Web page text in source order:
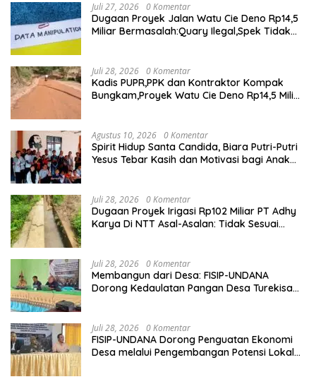
Juli 27, 2026 0 Komentar
Dugaan Proyek Jalan Watu Cie Deno Rp14,5
Miliar Bermasalah:Quary Ilegal,Spek Tidak
Juli 28, 2026 0 Komentar
Kadis PUPR,PPK dan Kontraktor Kompak
Bungkam,Proyek Watu Cie Deno Rp14,5 Miliar
Agustus 10, 2026 0 Komentar
Spirit Hidup Santa Candida, Biara Putri-Putri
Yesus Tebar Kasih dan Motivasi bagi Anak
Juli 28, 2026 0 Komentar
Dugaan Proyek Irigasi Rp102 Miliar PT Adhy
Karya Di NTT Asal-Asalan: Tidak Sesuai
Juli 28, 2026 0 Komentar
Membangun dari Desa: FISIP-UNDANA
Dorong Kedaulatan Pangan Desa Turekisa
Juli 28, 2026 0 Komentar
FISIP-UNDANA Dorong Penguatan Ekonomi
Desa melalui Pengembangan Potensi Lokal